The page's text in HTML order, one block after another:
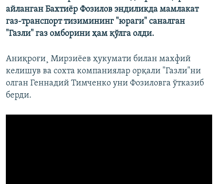
айланган Бахтиёр Фозилов эндиликда мамлакат
газ-транспорт тизимининг "юраги" саналган
"Газли" газ омборини ҳам қўлга олди.
Аниқроғи¸ Мирзиëев ҳукумати билан махфий
келишув ва сохта компаниялар орқали "Газли"ни
олган Геннадий Тимченко уни Фозиловга ўтказиб
берди.